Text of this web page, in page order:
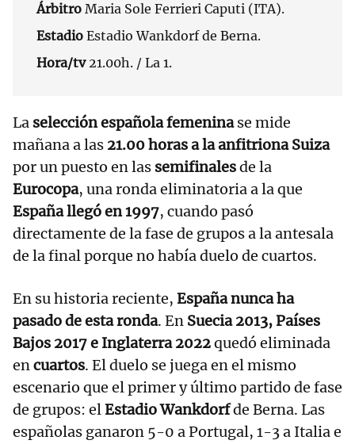
Árbitro Maria Sole Ferrieri Caputi (ITA).
Estadio Estadio Wankdorf de Berna.
Hora/tv21.00h. / La 1.
La selección española femeninase mide
mañana a las 21.00 horas a la anfitriona Suiza
por un puesto en las semifinalesde la
Eurocopa, una ronda eliminatoria a la que
España llegó en 1997, cuando pasó
directamente de la fase de grupos a la antesala
de la final porque no había duelo de cuartos.
En su historia reciente, España nunca ha
pasado de esta ronda. En Suecia 2013, Países
Bajos 2017 e Inglaterra 2022quedó eliminada
encuartos. El duelo se juega en el mismo
escenario que el primer y último partido de fase
de grupos: elEstadio Wankdorfde Berna. Las
españolas ganaron 5-0 a Portugal, 1-3 a Italia e